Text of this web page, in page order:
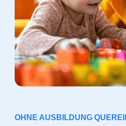
OHNE AUSBILDUNG